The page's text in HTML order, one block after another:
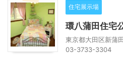
住宅展示場
環八蒲田住宅
東京都大田区新蒲
03-3733-3304